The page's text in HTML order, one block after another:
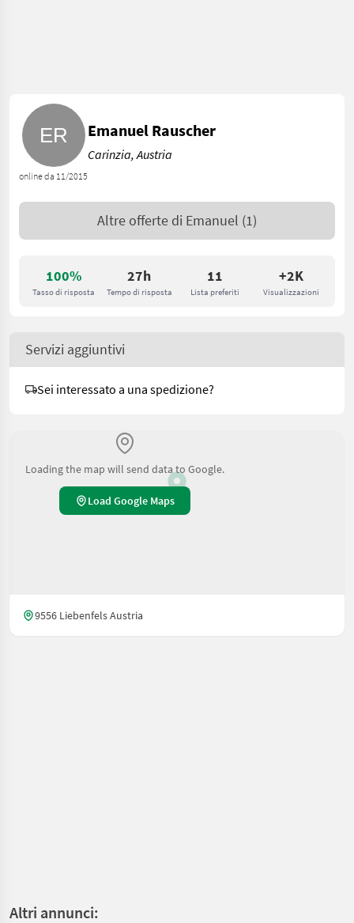
100%
Tasso di risposta
27h
Tempo di risposta
11
Lista preferiti
+2K
Visualizzazioni
online da 11/2015
Emanuel Rauscher
Carinzia, Austria
Altre offerte di Emanuel (1)
Servizi aggiuntivi
Sei interessato a una spedizione?
Loading the map will send data to Google.
Load Google Maps
9556 Liebenfels Austria
Altri annunci: